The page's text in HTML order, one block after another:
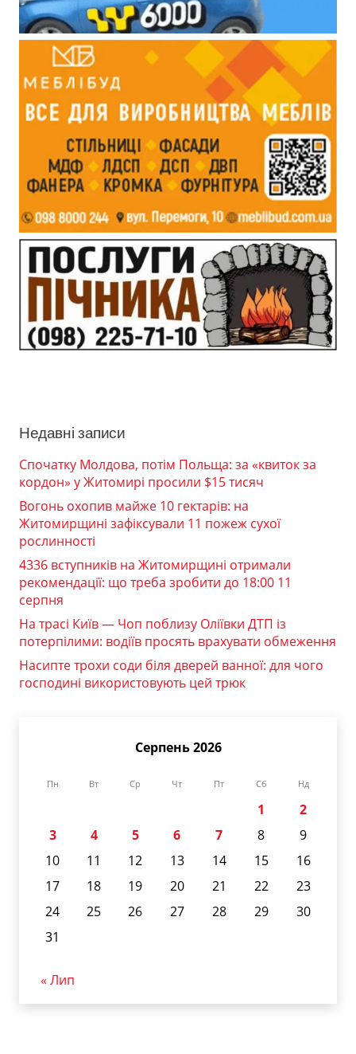
Недавні записи
Спочатку Молдова, потім Польща: за «квиток за
кордон» у Житомирі просили $15 тисяч
Вогонь охопив майже 10 гектарів: на
Житомирщині зафіксували 11 пожеж сухої
рослинності
4336 вступників на Житомирщині отримали
рекомендації: що треба зробити до 18:00 11
серпня
На трасі Київ — Чоп поблизу Оліївки ДТП із
потерпілими: водіїв просять врахувати обмеження
Насипте трохи соди біля дверей ванної: для чого
господині використовують цей трюк
Серпень 2026
Пн Вт Ср Чт Пт Сб Нд
1
2
3
4 5 6 7 8
9
10
11 12 13 14 15
16
17
18 19 20 21 22
23
24
25 26 27 28 29
30
31
« Лип